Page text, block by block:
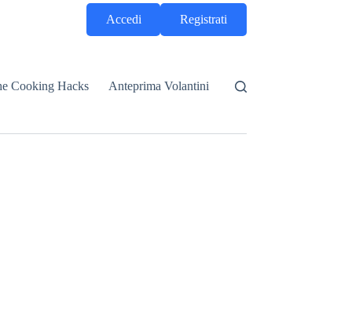
Accedi Registrati
Cooking Hacks Anteprima Volantini